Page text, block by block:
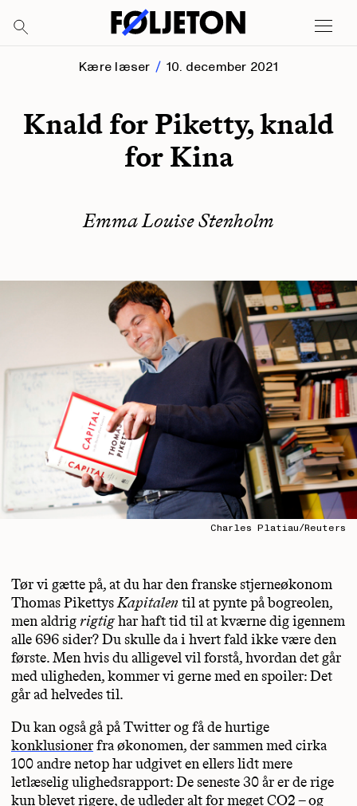
Kære læser 10. december 2021
Knald for Piketty, knald
for Kina
Emma Louise Stenholm
Charles Platiau/Reuters
Tør vi gætte på, at du har den franske stjerneøkonom
Thomas PikettysKapitalen til at pynte på bogreolen,
men aldrigrigtighar haft tid til at kværne dig igennem
alle 696 sider? Du skulle da i hvert fald ikke være den
første. Men hvis du alligevel vil forstå, hvordan det går
med uligheden, kommer vi gerne med en spoiler: Det
går ad helvedes til.
Du kan også gå på Twitter og få de hurtige
konklusionerfra økonomen, der sammen med cirka
100 andre netop har udgivet en ellers lidt mere
letlæselig ulighedsrapport: De seneste 30 år er de rige
kun blevet rigere, deudlederalt for meget CO2 – og